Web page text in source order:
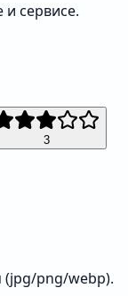
и сервисе.
3
(jpg/png/webp).